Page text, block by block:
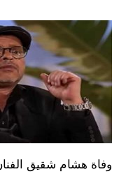
وفاة هشام شقيق